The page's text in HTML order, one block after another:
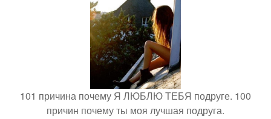
101 причина почему Я ЛЮБЛЮ ТЕБЯ подруге. 100
причин почему ты моя лучшая подруга.